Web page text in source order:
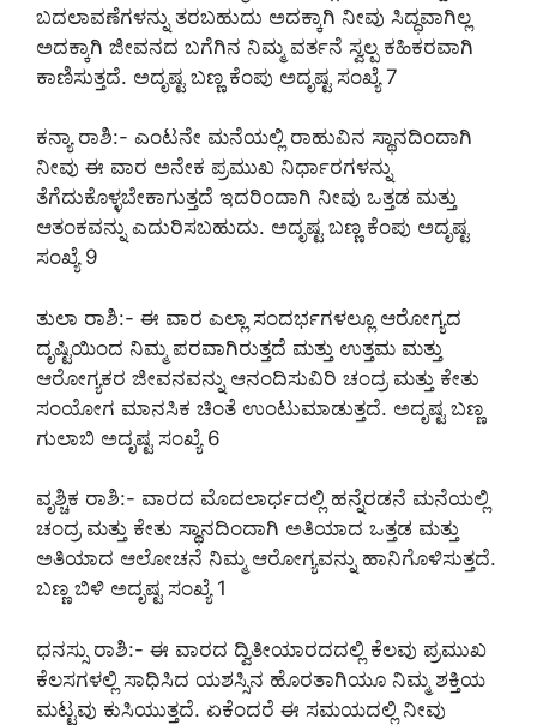
ಬದಲಾವಣೆಗಳನ್ನು ತರಬಹುದು ಅದಕ್ಕಾಗಿ ನೀವು ಸಿದ್ಧವಾಗಿಲ್ಲ
ಅದಕ್ಕಾಗಿ ಜೀವನದ ಬಗೆಗಿನ ನಿಮ್ಮ ವರ್ತನೆ ಸ್ವಲ್ಪ ಕಹಿಕರವಾಗಿ
ಕಾಣಿಸುತ್ತದೆ. ಅದೃಷ್ಟ ಬಣ್ಣ ಕೆಂಪು ಅದೃಷ್ಟ ಸಂಖ್ಯೆ 7
ಕನ್ಯಾ ರಾಶಿ:- ಎಂಟನೇ ಮನೆಯಲ್ಲಿ ರಾಹುವಿನ ಸ್ಥಾನದಿಂದಾಗಿ
ನೀವು ಈ ವಾರ ಅನೇಕ ಪ್ರಮುಖ ನಿರ್ಧಾರಗಳನ್ನು
ತೆಗೆದುಕೊಳ್ಳಬೇಕಾಗುತ್ತದೆ ಇದರಿಂದಾಗಿ ನೀವು ಒತ್ತಡ ಮತ್ತು
ಆತಂಕವನ್ನು ಎದುರಿಸಬಹುದು. ಅದೃಷ್ಟ ಬಣ್ಣ ಕೆಂಪು ಅದೃಷ್ಟ
ಸಂಖ್ಯೆ 9
ತುಲಾ ರಾಶಿ:- ಈ ವಾರ ಎಲ್ಲಾ ಸಂದರ್ಭಗಳಲ್ಲೂ ಆರೋಗ್ಯದ
ದೃಷ್ಟಿಯಿಂದ ನಿಮ್ಮ ಪರವಾಗಿರುತ್ತದೆ ಮತ್ತು ಉತ್ತಮ ಮತ್ತು
ಆರೋಗ್ಯಕರ ಜೀವನವನ್ನು ಆನಂದಿಸುವಿರಿ ಚಂದ್ರ ಮತ್ತು ಕೇತು
ಸಂಯೋಗ ಮಾನಸಿಕ ಚಿಂತೆ ಉಂಟುಮಾಡುತ್ತದೆ. ಅದೃಷ್ಟ ಬಣ್ಣ
ಗುಲಾಬಿ ಅದೃಷ್ಟ ಸಂಖ್ಯೆ 6
ವೃಶ್ಚಿಕ ರಾಶಿ:- ವಾರದ ಮೊದಲಾರ್ಧದಲ್ಲಿ ಹನ್ನೆರಡನೆ ಮನೆಯಲ್ಲಿ
ಚಂದ್ರ ಮತ್ತು ಕೇತು ಸ್ಥಾನದಿಂದಾಗಿ ಅತಿಯಾದ ಒತ್ತಡ ಮತ್ತು
ಅತಿಯಾದ ಆಲೋಚನೆ ನಿಮ್ಮ ಆರೋಗ್ಯವನ್ನು ಹಾನಿಗೊಳಿಸುತ್ತದೆ.
ಬಣ್ಣ ಬಿಳಿ ಅದೃಷ್ಟ ಸಂಖ್ಯೆ 1
ಧನಸ್ಸು ರಾಶಿ:- ಈ ವಾರದ ದ್ವಿತೀಯಾರದದಲ್ಲಿ ಕೆಲವು ಪ್ರಮುಖ
ಕೆಲಸಗಳಲ್ಲಿ ಸಾಧಿಸಿದ ಯಶಸ್ಸಿನ ಹೊರತಾಗಿಯೂ ನಿಮ್ಮ ಶಕ್ತಿಯ
ಮಟ್ಟವು ಕುಸಿಯುತ್ತದೆ. ಏಕೆಂದರೆ ಈ ಸಮಯದಲ್ಲಿ ನೀವು